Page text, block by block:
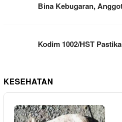
Bina Kebugaran,
Kodim 1002/HST
KESEHATAN